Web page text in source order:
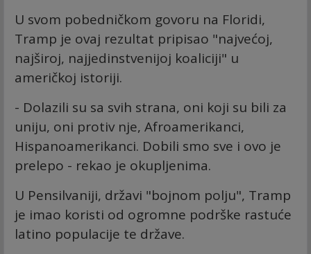
U svom pobedničkom govoru na Floridi,
Tramp je ovaj rezultat pripisao "najvećoj,
najširoj, najjedinstvenijoj koaliciji" u
američkoj istoriji.
- Dolazili su sa svih strana, oni koji su bili za
uniju, oni protiv nje, Afroamerikanci,
Hispanoamerikanci. Dobili smo sve i ovo je
prelepo - rekao je okupljenima.
U Pensilvaniji, državi "bojnom polju", Tramp
je imao koristi od ogromne podrške rastuće
latino populacije te države.